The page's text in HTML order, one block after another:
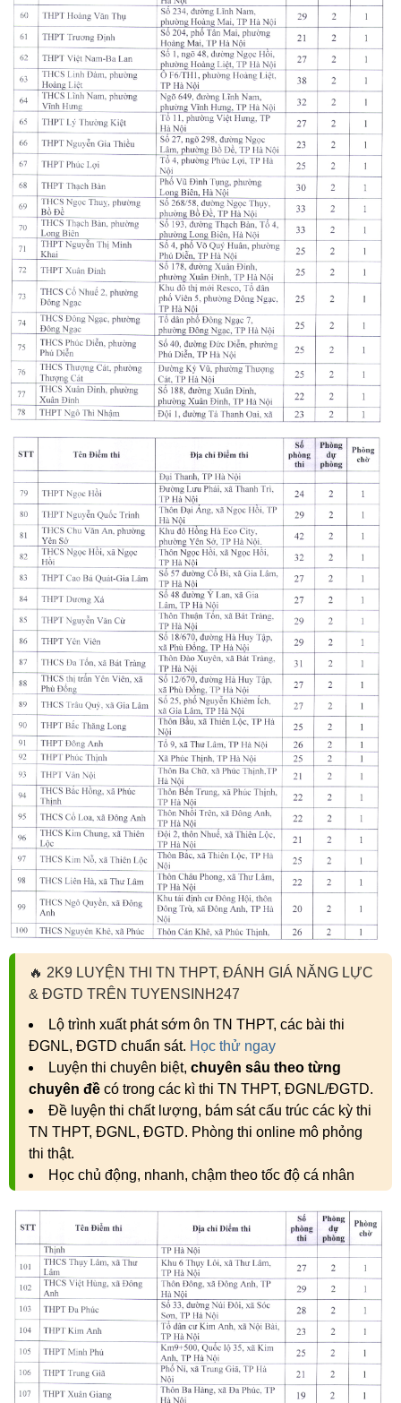
🔥 2K9 LUYỆN THI TN THPT, ĐÁNH GIÁ NĂNG LỰC
& ĐGTD TRÊN TUYENSINH247
Lộ trình xuất phát sớm ôn TN THPT, các bài thi
ĐGNL, ĐGTD chuẩn sát. Học thử ngay
Luyện thi chuyên biệt, chuyên sâu theo từng
chuyên đề có trong các kì thi TN THPT, ĐGNL/ĐGTD.
Đề luyện thi chất lượng, bám sát cấu trúc các kỳ thi
TN THPT, ĐGNL, ĐGTD. Phòng thi online mô phỏng
thi thật.
Học chủ động, nhanh, chậm theo tốc độ cá nhân